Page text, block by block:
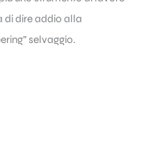
di dire addio alla
selvaggio.